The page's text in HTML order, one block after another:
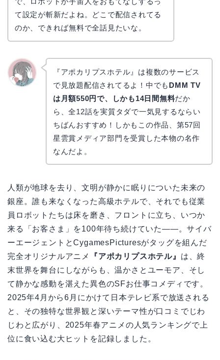
て設定が斬新だよね。どこで配信されてる
のか、できれば無料で全話見たいな。
『アポカリプスホテル』は複数のサービス
で見放題配信されてるよ！中でも DMM TV
は月額550円で、しかも14日間無料だか
ら、全12話を実質タダで一気見するならい
ちばんおすすめ！しかもこの作品、第57回
星雲賞メディア部門を受賞した本物の名作
なんだよ。
人類が地球を去り、文明が静かに眠りについた未来の
銀座。誰も来なくなった高級ホテルで、それでも従業
員ロボットたちは床を磨き、フロントに立ち、いつか
来る「お客さま」を100年待ち続けていた――。サイバ
ーエージェントとCygamesPicturesがタッグを組んだ
完全オリジナルアニメ
『アポカリプスホテル』 は、終
末世界を舞台にしながらも、温かさとユーモア、そし
て静かな感動を湛えた異色のSFお仕事コメディです。
2025年4月から6月にかけて日本テレビ系で放送される
と、その独特な世界観と深いテーマ性が口コミでじわ
じわと広がり、2025年春アニメの人気ランキングで上
位に食い込む大ヒットを記録しました。